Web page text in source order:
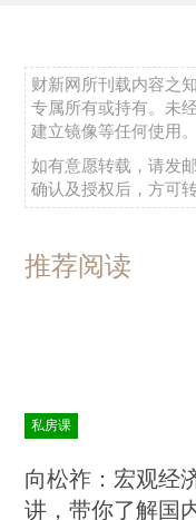
财新网所刊载内容之
专属所有或持有。未
建立镜像等任何使用。
如有意愿转载，请发
确认及授权后，方可转
推荐阅读
私房课
向松祚：宏观经
讲，带你了解国